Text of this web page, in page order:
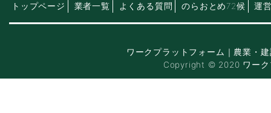
トップページ 業者一覧 よくある質問 のらおとめ72候 運
ワークプラットフォーム｜農業・
Copyright © 2020 ワーク